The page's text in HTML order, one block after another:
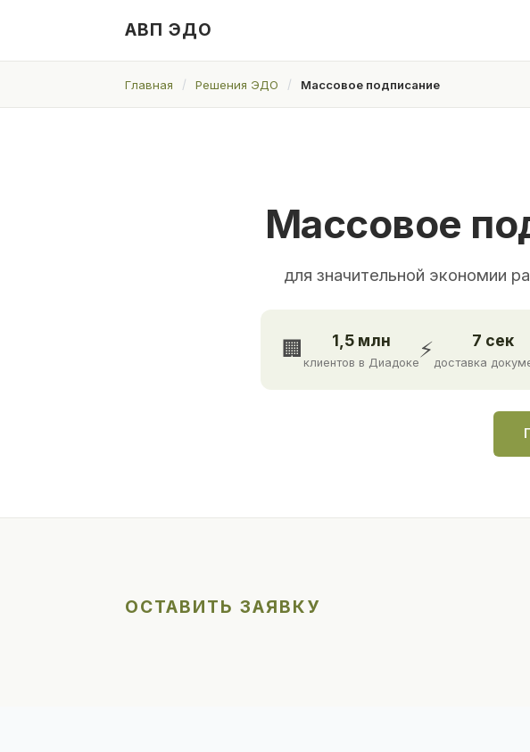
АВП ЭДО
Главная Решения ЭДО Массовое подписание
Массовое
для значительной экономии
🏢 1,5 млн
клиентов в Диадоке
⚡ 7 сек
доставка
ОСТАВИТЬ ЗАЯВКУ